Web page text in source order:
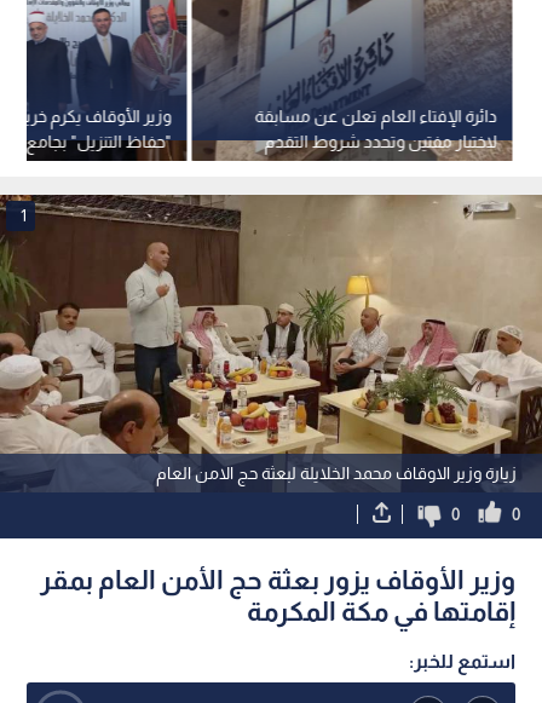
وزير الأوقاف يكرم خريجي
"حفاظ التنزيل" بجامع
الزرقاء
دائرة الإفتاء العام تعلن عن مسابقة
لاختيار مفتين وتحدد شروط التقدم
زيارة وزير الاوقاف محمد الخلايلة لبعثة حج الامن العام
1
0
0
وزير الأوقاف يزور بعثة حج الأمن العام بمقر
إقامتها في مكة المكرمة
استمع للخبر: